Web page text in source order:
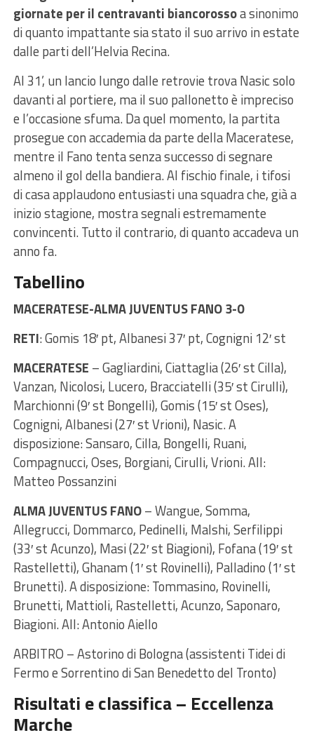
giornate per il centravanti biancorossoa sinonimo
di quanto impattante sia stato il suo arrivo in estate
dalle parti dell’Helvia Recina.
Al 31’, un lancio lungo dalle retrovie trova Nasic solo
davanti al portiere, ma il suo pallonetto è impreciso
e l’occasione sfuma. Da quel momento, la partita
prosegue con accademia da parte della Maceratese,
mentre il Fano tenta senza successo di segnare
almeno il gol della bandiera. Al fischio finale, i tifosi
di casa applaudono entusiasti una squadra che, già a
inizio stagione, mostra segnali estremamente
convincenti. Tutto il contrario, di quanto accadeva un
anno fa.
Tabellino
MACERATESE-ALMA JUVENTUS FANO 3-0
RETI: Gomis 18′ pt, Albanesi 37′ pt, Cognigni 12′ st
MACERATESE – Gagliardini, Ciattaglia (26′ st Cilla),
Vanzan, Nicolosi, Lucero, Bracciatelli (35′ st Cirulli),
Marchionni (9′ st Bongelli), Gomis (15′ st Oses),
Cognigni, Albanesi (27′ st Vrioni), Nasic. A
disposizione: Sansaro, Cilla, Bongelli, Ruani,
Compagnucci, Oses, Borgiani, Cirulli, Vrioni. All:
Matteo Possanzini
ALMA JUVENTUS FANO– Wangue, Somma,
Allegrucci, Dommarco, Pedinelli, Malshi, Serfilippi
(33′ st Acunzo), Masi (22′ st Biagioni), Fofana (19′ st
Rastelletti), Ghanam (1′ st Rovinelli), Palladino (1′ st
Brunetti). A disposizione: Tommasino, Rovinelli,
Brunetti, Mattioli, Rastelletti, Acunzo, Saponaro,
Biagioni. All: Antonio Aiello
ARBITRO – Astorino di Bologna (assistenti Tidei di
Fermo e Sorrentino di San Benedetto del Tronto)
Risultati e classifica – Eccellenza
Marche